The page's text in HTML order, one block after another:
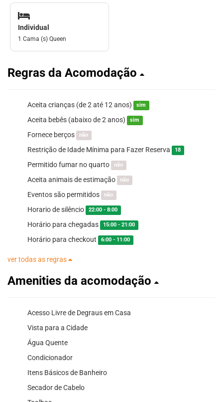
Individual
1 Cama (s) Queen
Regras da Acomodação
Aceita crianças (de 2 até 12 anos) sim
Aceita bebês (abaixo de 2 anos) sim
Fornece berços não
Restrição de Idade Mínima para Fazer Reserva 18
Permitido fumar no quarto não
Aceita animais de estimação não
Eventos são permitidos não
Horario de silêncio 22:00 - 8:00
Horário para chegadas 15:00 - 21:00
Horário para checkout 6:00 - 11:00
ver todas as regras
Amenities da acomodação
Acesso Livre de Degraus em Casa
Vista para a Cidade
Água Quente
Condicionador
Itens Básicos de Banheiro
Secador de Cabelo